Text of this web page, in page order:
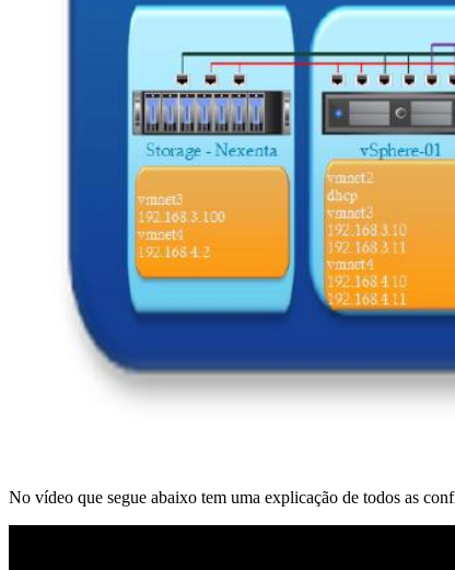
No vídeo que segue abaixo tem uma explicação de todos as